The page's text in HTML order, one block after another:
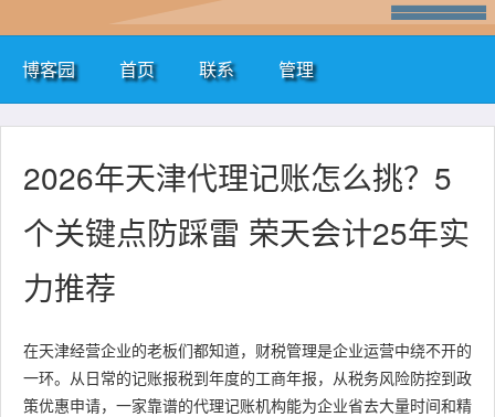
博客园 首页 联系 管理
2026年天津代理记账怎么挑？5
个关键点防踩雷 荣天会计25年实
力推荐
在天津经营企业的老板们都知道，财税管理是企业运营中绕不开的
一环。从日常的记账报税到年度的工商年报，从税务风险防控到政
策优惠申请，一家靠谱的代理记账机构能为企业省去大量时间和精